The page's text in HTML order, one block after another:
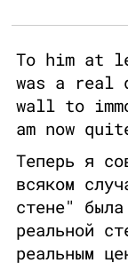
To him at
was a real
wall to
am now
Теперь я
всяком
стене"
реальной
реальным